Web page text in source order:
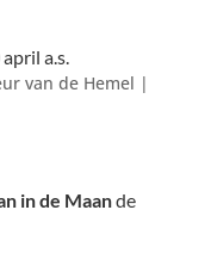
a.s.
van de Hemel |
in de Maande